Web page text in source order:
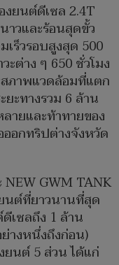
งยนต์ดีเซล 2.4T
วและร้อนสุดขั้ว
เร็วรอบสูงสุด 500
ต่าง ๆ 650 ชั่วโมง
ภาพแวดล้อมที่แตก
ะทางรวม 6 ล้าน
ายและท้าทายของ
ออกทริปต่างจังหวัด
NEW GWM TANK
นต์ที่ยาวนานที่สุด
เซลถึง 1 ล้าน
างหนึ่งถึงก่อน)
นต์ 5 ส่วน ได้แก่